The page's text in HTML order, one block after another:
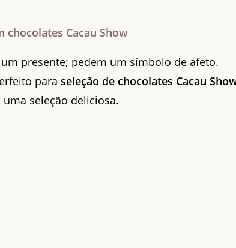
chocolates Cacau Show
presente; pedem um símbolo de afeto.
para seleção de chocolates Cacau
seleção deliciosa.